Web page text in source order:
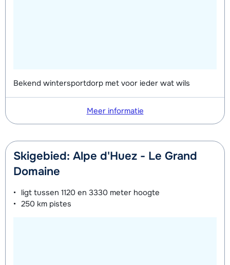
Bekend wintersportdorp met voor ieder wat wils
Meer informatie
Skigebied: Alpe d'Huez - Le Grand
Domaine
ligt tussen 1120 en 3330 meter hoogte
250 km pistes